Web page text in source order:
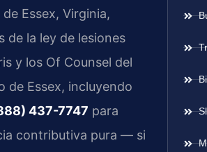
Essex, Virginia,
de la ley de lesiones
y los Of Counsel del
de Essex, incluyendo
437-7747 para
contributiva pura — si